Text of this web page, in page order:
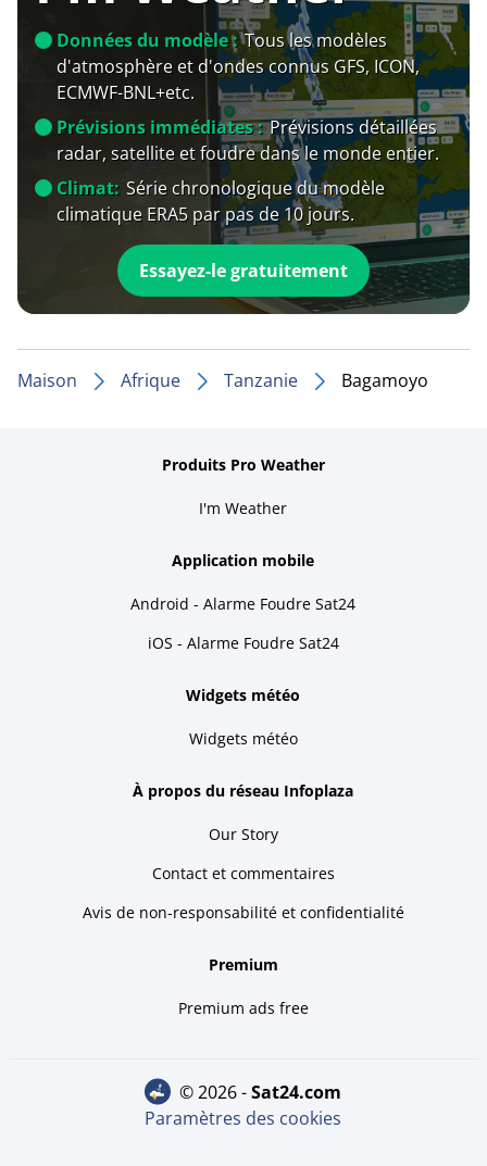
Données du modèle : Tous les modèles
d'atmosphère et d'ondes connus GFS, ICON,
ECMWF-BNL+etc.
Prévisions immédiates : Prévisions détaillées
radar, satellite et foudre dans le monde entier.
Climat: Série chronologique du modèle
climatique ERA5 par pas de 10 jours.
Essayez-le gratuitement
Maison Afrique Tanzanie Bagamoyo
Produits Pro Weather
I'm Weather
Application mobile
Android - Alarme Foudre Sat24
iOS - Alarme Foudre Sat24
Widgets météo
Widgets météo
À propos du réseau Infoplaza
Our Story
Contact et commentaires
Avis de non-responsabilité et confidentialité
Premium
Premium ads free
© 2026 - sat24.com
Paramètres des cookies